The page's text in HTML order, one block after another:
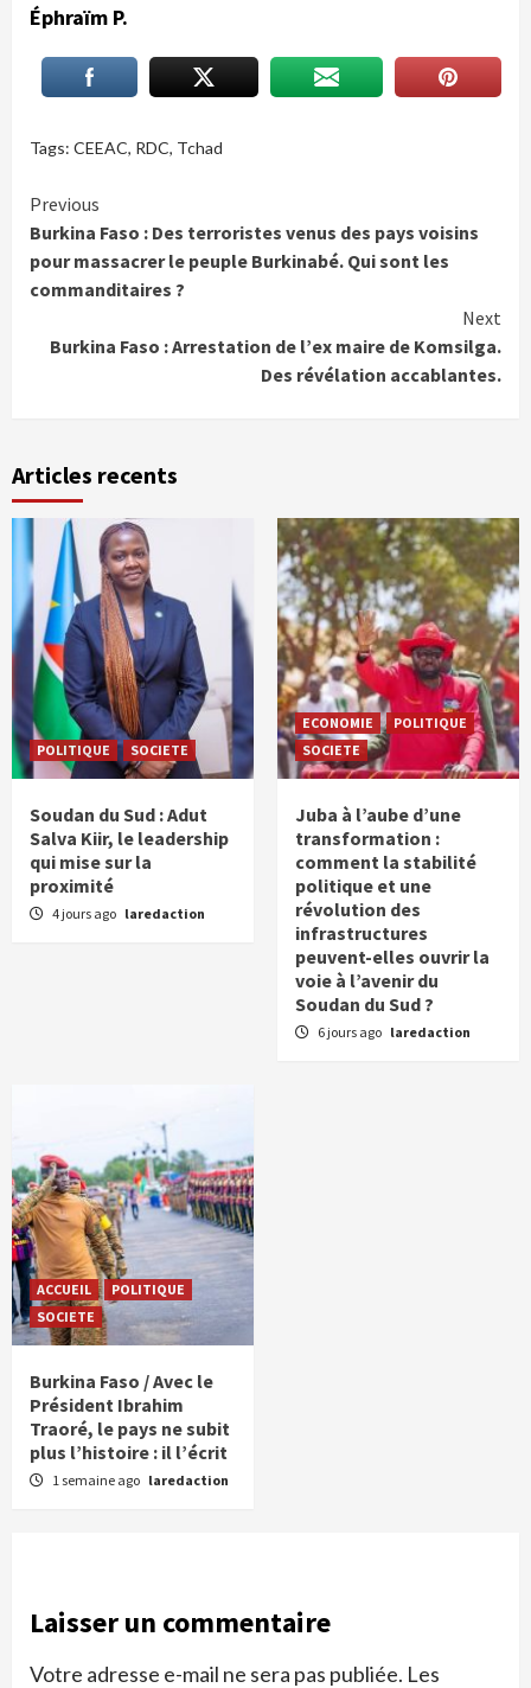
Éphraïm P.
Tags: CEEAC, RDC, Tchad
Continue
Reading
Previous
Burkina Faso : Des terroristes venus des pays voisins
pour massacrer le peuple Burkinabé. Qui sont les
commanditaires ?
Next
Burkina Faso : Arrestation de l’ex maire de Komsilga.
Des révélation accablantes.
Articles recents
POLITIQUE SOCIETE
Soudan du Sud : Adut
Salva Kiir, le leadership
qui mise sur la
proximité
4 jours ago laredaction
ECONOMIE
POLITIQUE
SOCIETE
Juba à l’aube d’une
transformation :
comment la stabilité
politique et une
révolution des
infrastructures
peuvent-elles ouvrir la
voie à l’avenir du
Soudan du Sud ?
6 jours ago laredaction
ACCUEIL
POLITIQUE
SOCIETE
Burkina Faso / Avec le
Président Ibrahim
Traoré, le pays ne subit
plus l’histoire : il l’écrit
1 semaine ago laredaction
Laisser un commentaire
Votre adresse e-mail ne sera pas publiée. Les